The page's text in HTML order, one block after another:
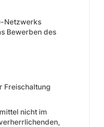
Netzwerks
Bewerben des
Freischaltung
nicht im